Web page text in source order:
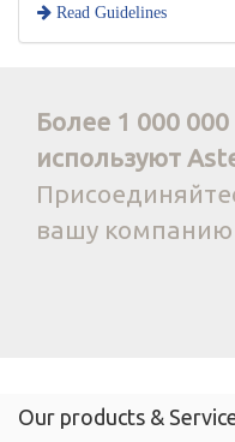
Read Guidelines
Более 1 000
используют
вашу
Our products &